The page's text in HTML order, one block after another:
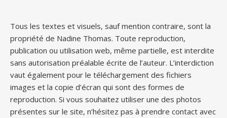
Tous les textes et visuels, sauf mention contraire, sont la
propriété de Nadine Thomas. Toute reproduction,
publication ou utilisation web, même partielle, est interdite
sans autorisation préalable écrite de l’auteur. L’interdiction
vaut également pour le téléchargement des fichiers
images et la copie d’écran qui sont des formes de
reproduction. Si vous souhaitez utiliser une des photos
présentes sur le site, n’hésitez pas à prendre contact avec